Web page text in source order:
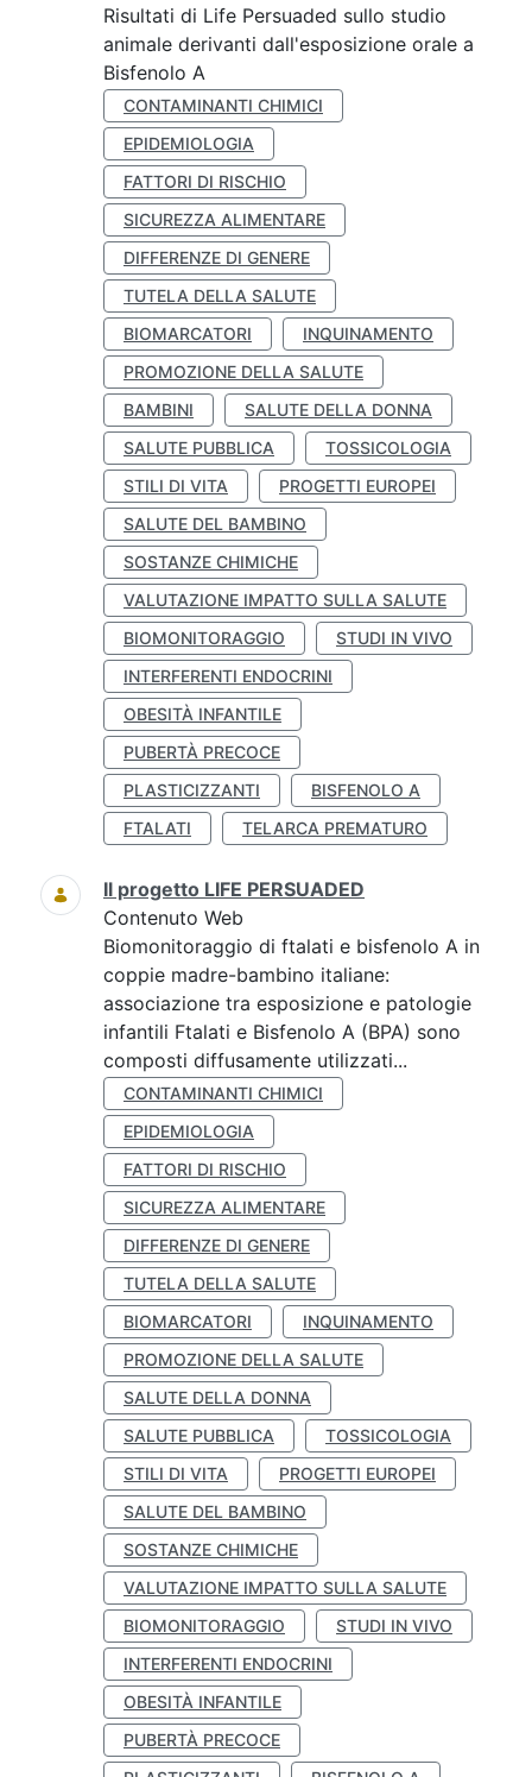
Risultati di Life Persuaded sullo studio
animale derivanti dall'esposizione orale a
Bisfenolo A
CONTAMINANTI CHIMICI
EPIDEMIOLOGIA
FATTORI DI RISCHIO
SICUREZZA ALIMENTARE
DIFFERENZE DI GENERE
TUTELA DELLA SALUTE
BIOMARCATORI
INQUINAMENTO
PROMOZIONE DELLA SALUTE
BAMBINI
SALUTE DELLA DONNA
SALUTE PUBBLICA
TOSSICOLOGIA
STILI DI VITA
PROGETTI EUROPEI
SALUTE DEL BAMBINO
SOSTANZE CHIMICHE
VALUTAZIONE IMPATTO SULLA SALUTE
BIOMONITORAGGIO
STUDI IN VIVO
INTERFERENTI ENDOCRINI
OBESITÀ INFANTILE
PUBERTÀ PRECOCE
PLASTICIZZANTI
BISFENOLO A
FTALATI
TELARCA PREMATURO
Il progetto LIFE PERSUADED
Contenuto Web
Biomonitoraggio di ftalati e bisfenolo A in
coppie madre-bambino italiane:
associazione tra esposizione e patologie
infantili Ftalati e Bisfenolo A (BPA) sono
composti diffusamente utilizzati...
CONTAMINANTI CHIMICI
EPIDEMIOLOGIA
FATTORI DI RISCHIO
SICUREZZA ALIMENTARE
DIFFERENZE DI GENERE
TUTELA DELLA SALUTE
BIOMARCATORI
INQUINAMENTO
PROMOZIONE DELLA SALUTE
SALUTE DELLA DONNA
SALUTE PUBBLICA
TOSSICOLOGIA
STILI DI VITA
PROGETTI EUROPEI
SALUTE DEL BAMBINO
SOSTANZE CHIMICHE
VALUTAZIONE IMPATTO SULLA SALUTE
BIOMONITORAGGIO
STUDI IN VIVO
INTERFERENTI ENDOCRINI
OBESITÀ INFANTILE
PUBERTÀ PRECOCE